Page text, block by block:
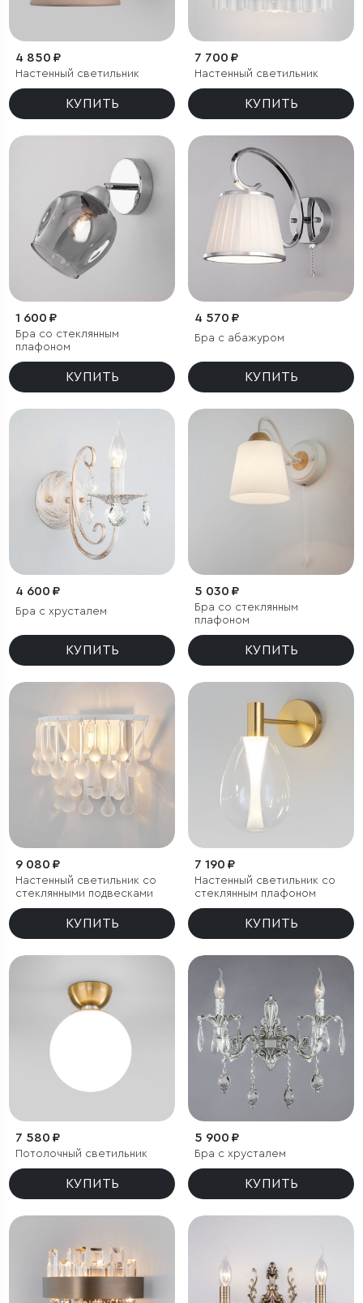
4 850 ₽
Настенный светильник
КУПИТЬ
7 700 ₽
Настенный светильник
КУПИТЬ
1 600 ₽
Бра со стеклянным
плафоном
КУПИТЬ
4 570 ₽
Бра с абажуром
КУПИТЬ
4 600 ₽
Бра с хрусталем
КУПИТЬ
5 030 ₽
Бра со стеклянным
плафоном
КУПИТЬ
9 080 ₽
Настенный светильник со
стеклянными подвесками
КУПИТЬ
7 190 ₽
Настенный светильник со
стеклянным плафоном
КУПИТЬ
7 580 ₽
Потолочный светильник
КУПИТЬ
5 900 ₽
Бра с хрусталем
КУПИТЬ